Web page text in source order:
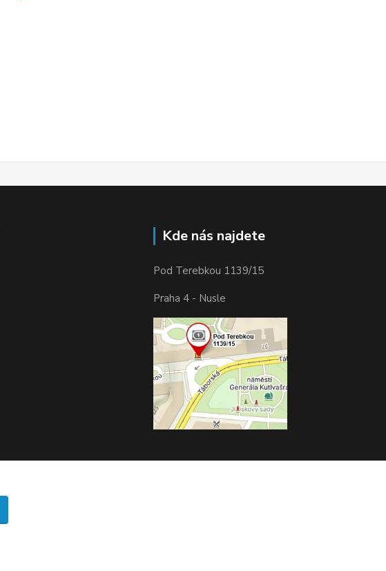
Kde nás najdete
Pod Terebkou 1139/15
Praha 4 - Nusle